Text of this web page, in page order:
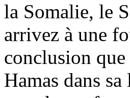
la Somalie, le
arrivez à une
conclusion que
Hamas dans